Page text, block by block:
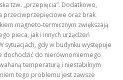
tzw. „przepięcia”. Dodatkowo,
przeciwprzepięciowe oraz brak
magneto‑termicznym zwiększają
pieca, jak i innych urządzeń
sytuacjach, gdy w budynku występuje
dochodzić do nierównomiernego
temperaturą i niestabilnym
tego problemu jest zawsze